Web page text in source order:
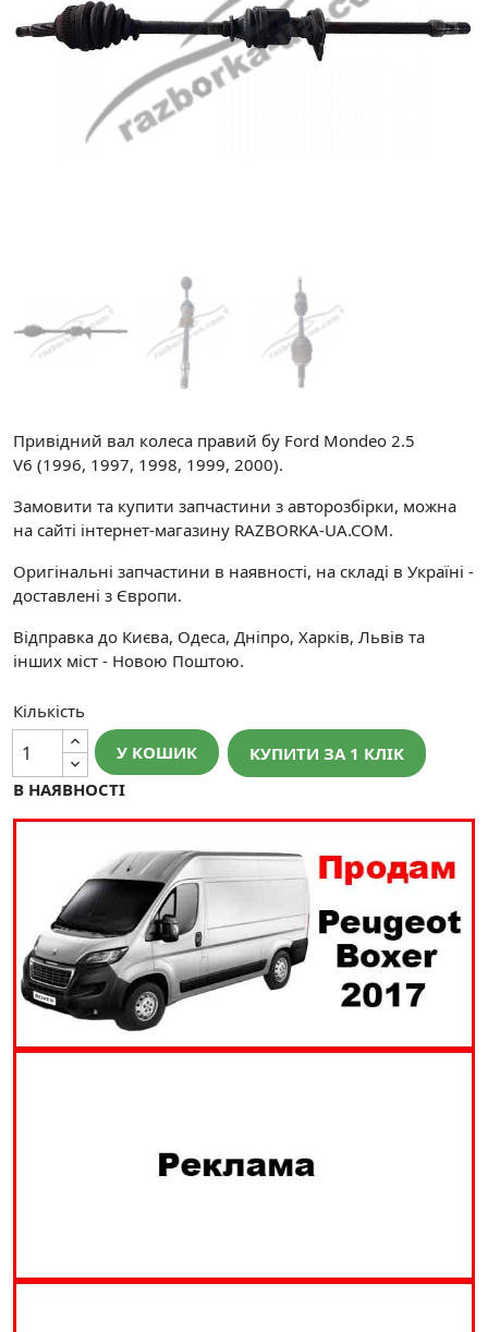
Привідний вал колеса правий бу Ford Mondeo 2.5
V6 (1996, 1997, 1998, 1999, 2000).
Замовити та купити запчастини з авторозбірки, можна
на сайті інтернет-магазину RAZBORKA-UA.COM.
Оригінальні запчастини в наявності, на складі в Україні -
доставлені з Європи.
Відправка до Києва, Одеса, Дніпро, Харків, Львів та
інших міст - Новою Поштою.
Кількість
У КОШИК
КУПИТИ ЗА 1 КЛIК
В НАЯВНОСТІ